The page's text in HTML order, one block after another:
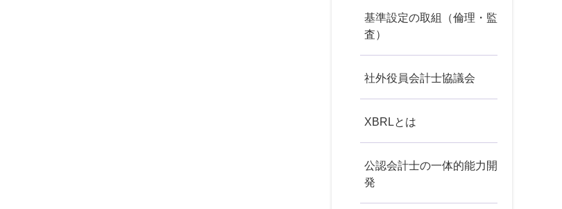
基準設定の取組（倫理・監
査）
社外役員会計士協議会
XBRLとは
公認会計士の一体的能力開
発